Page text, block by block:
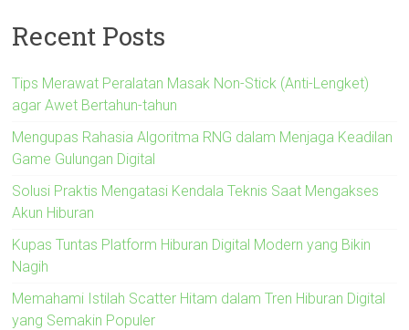
Recent Posts
Tips Merawat Peralatan Masak Non-Stick (Anti-Lengket)
agar Awet Bertahun-tahun
Mengupas Rahasia Algoritma RNG dalam Menjaga Keadilan
Game Gulungan Digital
Solusi Praktis Mengatasi Kendala Teknis Saat Mengakses
Akun Hiburan
Kupas Tuntas Platform Hiburan Digital Modern yang Bikin
Nagih
Memahami Istilah Scatter Hitam dalam Tren Hiburan Digital
yang Semakin Populer